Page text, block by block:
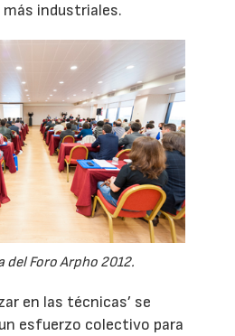
industriales.
del Foro Arpho 2012.
en las técnicas’ se
esfuerzo colectivo para